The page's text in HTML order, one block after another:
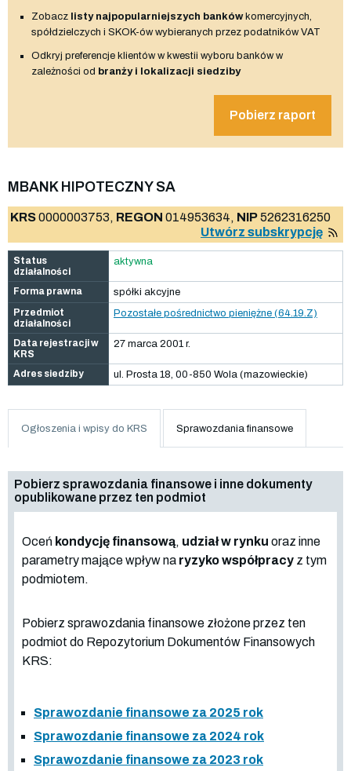
Zobacz listy najpopularniejszych bankówkomercyjnych,
spółdzielczych i SKOK-ów wybieranych przez podatników VAT
Odkryj preferencje klientów w kwestii wyboru banków w
zależności od branży i lokalizacji siedziby
Pobierz raport
MBANK HIPOTECZNY SA
KRS0000003753, REGON 014953634, NIP5262316250
Utwórz subskrypcję
Status
działalności
aktywna
Forma prawna
spółki akcyjne
Przedmiot
działalności
Pozostałe pośrednictwo pieniężne (64.19.Z)
Data rejestracji w
KRS
27 marca 2001 r.
Adres siedziby ul. Prosta 18, 00-850 Wola (mazowieckie)
Ogłoszenia i wpisy do KRS Sprawozdania finansowe
Pobierz sprawozdania finansowe i inne dokumenty
opublikowane przez ten podmiot
Oceń kondycję finansową, udział w rynku oraz inne
parametry mające wpływ na ryzyko współpracy z tym
podmiotem.
Pobierz sprawozdania finansowe złożone przez ten
podmiot do Repozytorium Dokumentów Finansowych
KRS:
Sprawozdanie finansowe za 2025 rok
Sprawozdanie finansowe za 2024 rok
Sprawozdanie finansowe za 2023 rok